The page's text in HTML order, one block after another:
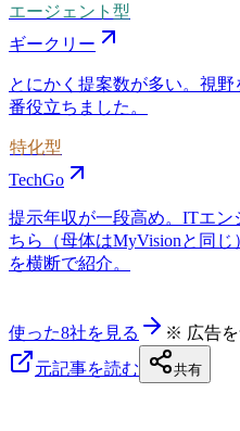
エージェント型
ギークリー
とにかく提案数が多い。視
番役立ちました。
特化型
TechGo
提示年収が一段高め。ITエン
ちら（母体はMyVisionと同
を横断で紹介。
使った8社を見る
※ 広告
元記事を読む
共有